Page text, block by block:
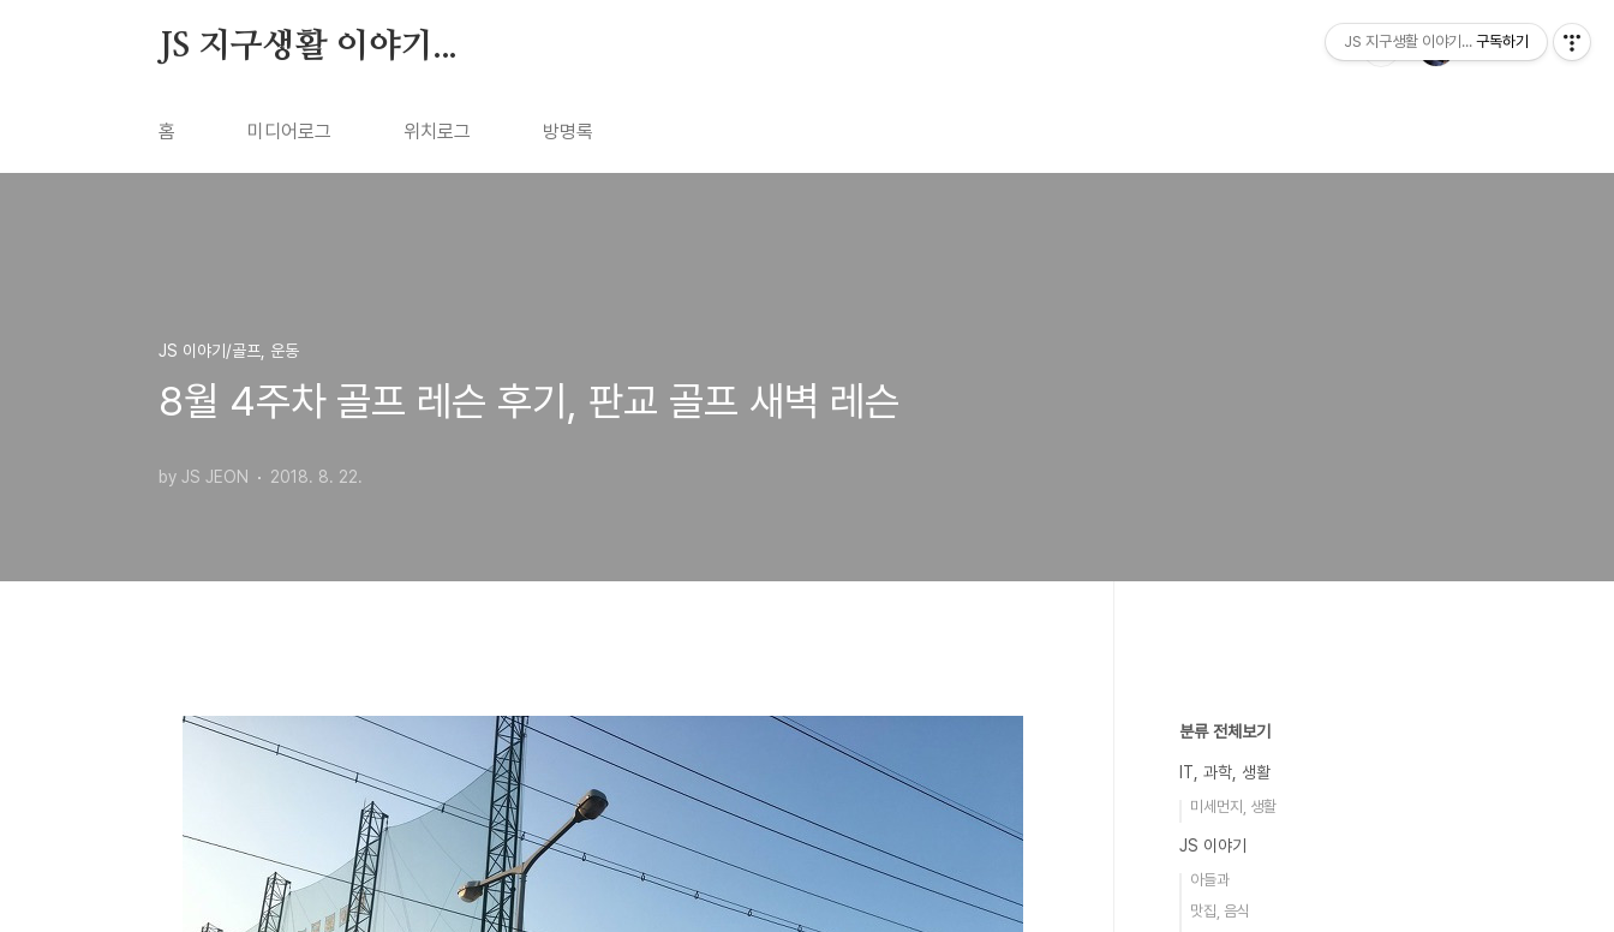
JS 지구생활 이야기...
홈 미디어로그 위치로그 방명록
JS 이야기/골프, 운동
8월 4주차 골프 레슨 후기, 판교 골프 새벽 레슨
by JS JEON 2018. 8. 22.
분류 전체보기
IT, 과학, 생활
미세먼지, 생활
JS 이야기
아들과
맛집, 음식
JS 지구생활 이야기... 구독하기